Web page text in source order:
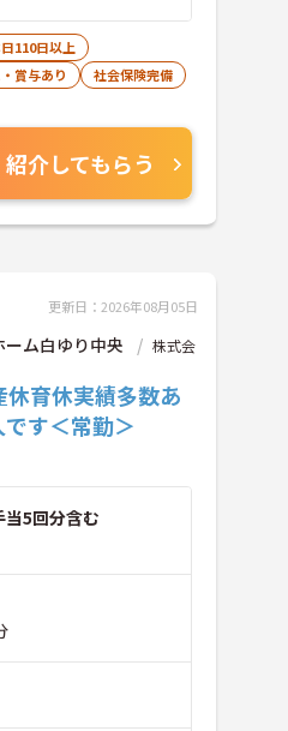
110日以上
賞与あり
社会保険完備
紹介してもらう
更新日：2026年08月05日
ム白ゆり中央
株式会
休育休実績多数あ
す＜常勤＞
5回分含む